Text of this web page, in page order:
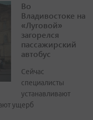
Во
Владивостоке на
«Луговой»
загорелся
пассажирский
автобус
Сейчас
специалисты
устанавливают
ущерб